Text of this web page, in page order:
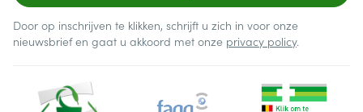
Door op inschrijven te klikken, schrijft u zich in voor onze
nieuwsbrief en gaat u akkoord met onze privacy policy.